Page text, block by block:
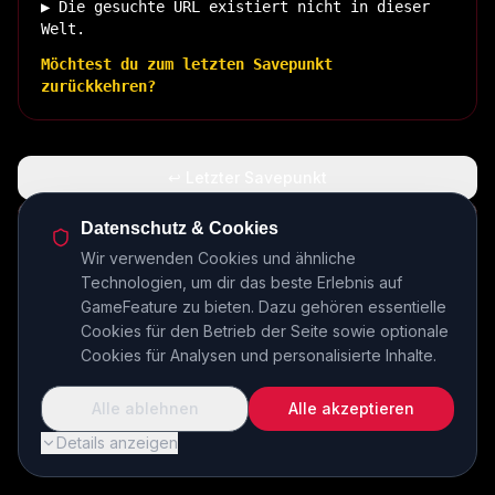
▶ Die gesuchte URL existiert nicht in dieser
Welt.
Möchtest du zum letzten Savepunkt
zurückkehren?
🏠 Zurück zur Basis
INSERT COIN TO CONTINUE...
Datenschutz & Cookies
Wir verwenden Cookies und ähnliche
Technologien, um dir das beste Erlebnis auf
GameFeature zu bieten. Dazu gehören essentielle
Cookies für den Betrieb der Seite sowie optionale
Cookies für Analysen und personalisierte Inhalte.
Details anzeigen
Alle ablehnen Alle akzeptieren